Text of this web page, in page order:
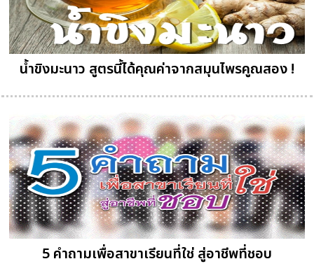
น้ำขิงมะนาว สูตรนี้ได้คุณค่าจากสมุนไพรคูณสอง !
5 คำถามเพื่อสาขาเรียนที่ใช่ สู่อาชีพที่ชอบ